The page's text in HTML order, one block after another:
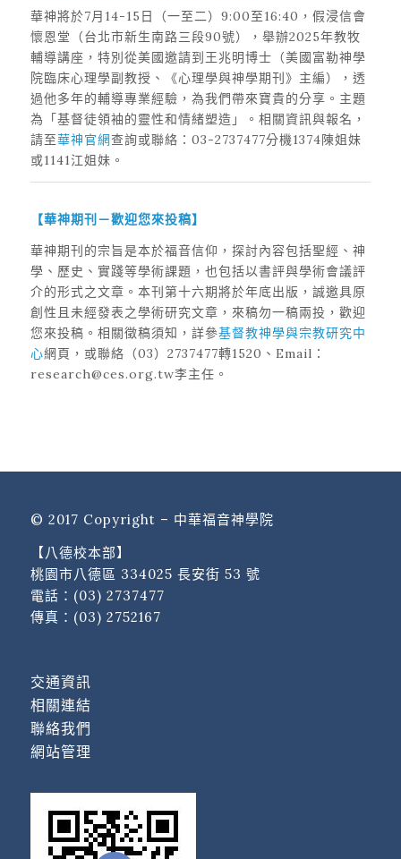
華神將於7月14-15日（一至二）9:00至16:40，假浸信會
懷恩堂（台北市新生南路三段90號），舉辦2025年教牧
輔導講座，特別從美國邀請到王兆明博士（美國富勒神學
院臨床心理學副教授、《心理學與神學期刊》主編），透
過他多年的輔導專業經驗，為我們帶來寶貴的分享。主題
為「基督徒領袖的靈性和情緒塑造」。相關資訊與報名，
請至華神官網查詢或聯絡：03-2737477分機1374陳姐妹
或1141江姐妹。
【華神期刊－歡迎您來投稿】
華神期刊的宗旨是本於福音信仰，探討內容包括聖經、神
學、歷史、實踐等學術課題，也包括以書評與學術會議評
介的形式之文章。本刊第十六期將於年底出版，誠邀具原
創性且未經發表之學術研究文章，來稿勿一稿兩投，歡迎
您來投稿。相關徵稿須知，詳參基督教神學與宗教研究中
心網頁，或聯絡（03）2737477轉1520、Email：
research@ces.org.tw李主任。
© 2017 Copyright – 中華福音神學院
【八德校本部】
桃園市八德區 334025 長安街 53 號
電話： (03) 2737477
傳真：(03) 2752167
交通資訊
相關連結
聯絡我們
網站管理